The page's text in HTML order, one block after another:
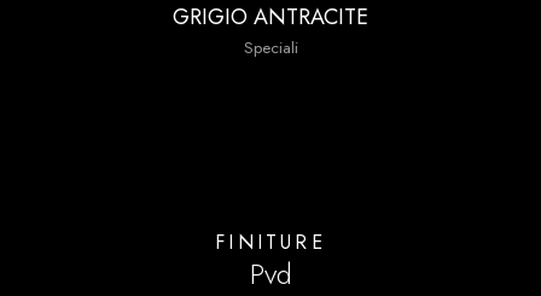
GRIGIO ANTRACITE
Speciali
FINITURE
Pvd